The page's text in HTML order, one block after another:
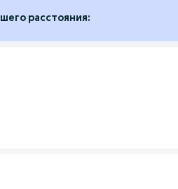
расстояния: